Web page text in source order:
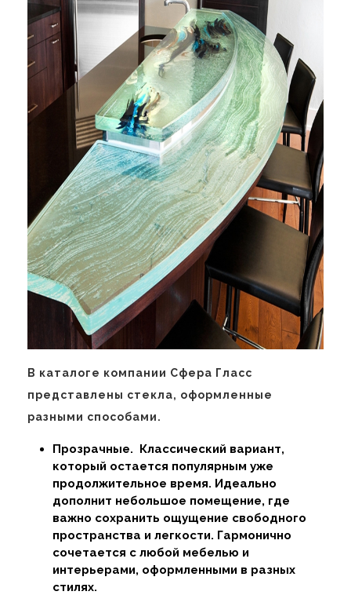
В каталоге компании Сфера Гласс
представлены стекла, оформленные
разными способами.
Прозрачные. Классический вариант,
который остается популярным уже
продолжительное время. Идеально
дополнит небольшое помещение, где
важно сохранить ощущение свободного
пространства и легкости. Гармонично
сочетается с любой мебелью и
интерьерами, оформленными в разных
стилях.